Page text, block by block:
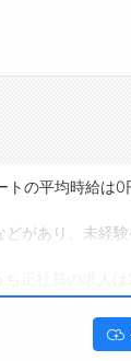
ついて
の平均時給は0
どがあり、未経
県南魚沼市で残